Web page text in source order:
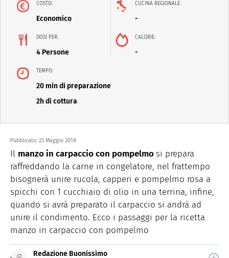
COSTO:
Economico
CUCINA REGIONALE:
-
DOSI PER:
4 Persone
CALORIE:
-
TEMPO:
20 min di preparazione
2h di cottura
Pubblicato: 23 Maggio 2018
Il manzo in carpaccio con pompelmosi prepara
raffreddando la carne in congelatore, nel frattempo
bisognerà unire rucola, capperi e pompelmo rosa a
spicchi con 1 cucchiaio di olio in una terrina, infine,
quando si avrà preparato il carpaccio si andrà ad
unire il condimento. Ecco i passaggi per la ricetta
manzo in carpaccio con pompelmo
Redazione Buonissimo